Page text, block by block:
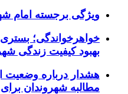
ویژگی برجسته امام
خواهرخواندگی؛
بهبود کیفیت زندگی
هشدار درباره وضعیت
مطالبه شهروندان